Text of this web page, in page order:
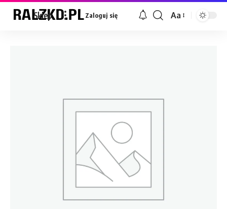
Sklep Zaloguj się
Font
Aa